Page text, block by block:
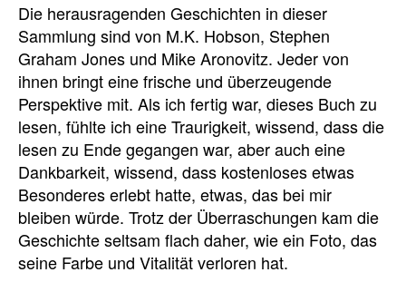
Die herausragenden Geschichten in dieser
Sammlung sind von M.K. Hobson, Stephen
Graham Jones und Mike Aronovitz. Jeder von
ihnen bringt eine frische und überzeugende
Perspektive mit. Als ich fertig war, dieses Buch zu
lesen, fühlte ich eine Traurigkeit, wissend, dass die
lesen zu Ende gegangen war, aber auch eine
Dankbarkeit, wissend, dass kostenloses etwas
Besonderes erlebt hatte, etwas, das bei mir
bleiben würde. Trotz der Überraschungen kam die
Geschichte seltsam flach daher, wie ein Foto, das
seine Farbe und Vitalität verloren hat.